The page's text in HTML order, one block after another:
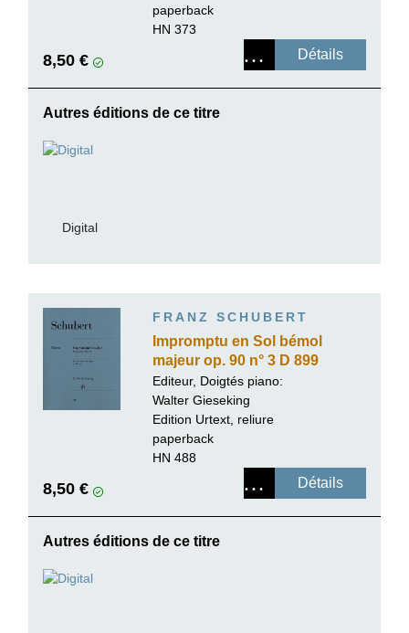
paperback
HN 373
8,50 € Détails
Autres éditions de ce titre
Digital
FRANZ SCHUBERT
Impromptu en Sol bémol
majeur op. 90 n° 3 D 899
Editeur, Doigtés piano:
Walter Gieseking
Edition Urtext, reliure
paperback
HN 488
8,50 € Détails
Autres éditions de ce titre